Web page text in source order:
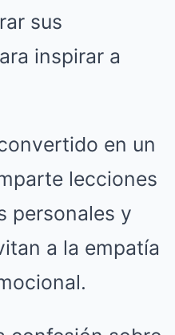
sus
inspirar a
en un
lecciones
personales y
a la empatía